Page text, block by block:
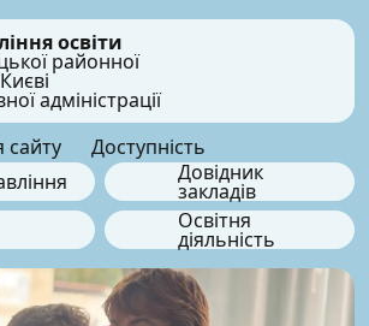
освіти
районної
адміністрації
сайту
Доступність
Довідник
закладів
Освітня
діяльність